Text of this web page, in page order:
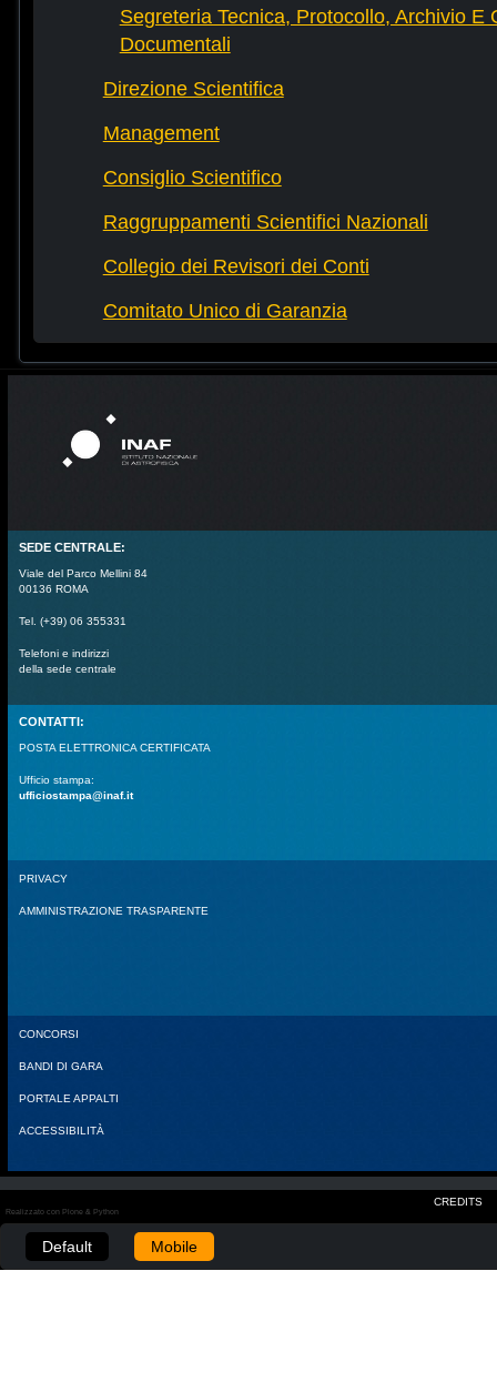
Segreteria Tecnica, Protocollo, Archivio E
Documentali
Direzione Scientifica
Management
Consiglio Scientifico
Raggruppamenti Scientifici Nazionali
Collegio dei Revisori dei Conti
Comitato Unico di Garanzia
SEDE CENTRALE:
Viale del Parco Mellini 84
00136 ROMA
Tel. (+39) 06 355331
Telefoni e indirizzi
della sede centrale
CONTATTI:
POSTA ELETTRONICA CERTIFICATA
Ufficio stampa:
ufficiostampa@inaf.it
PRIVACY
AMMINISTRAZIONE TRASPARENTE
CONCORSI
BANDI DI GARA
PORTALE APPALTI
ACCESSIBILITÀ
CREDITS
Realizzato con Plone & Python
Default Mobile